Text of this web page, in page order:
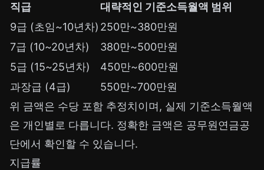
직급
대략적인 기준소득월액 범위
9급 (초임~10년차) 250만~380만원
7급 (10~20년차)
380만~500만원
5급 (15~25년차)
450만~600만원
과장급 (4급)
550만~700만원
위 금액은 수당 포함 추정치이며, 실제 기준소득월액
은 개인별로 다릅니다. 정확한 금액은 공무원연금공
단에서 확인할 수 있습니다.
지급률